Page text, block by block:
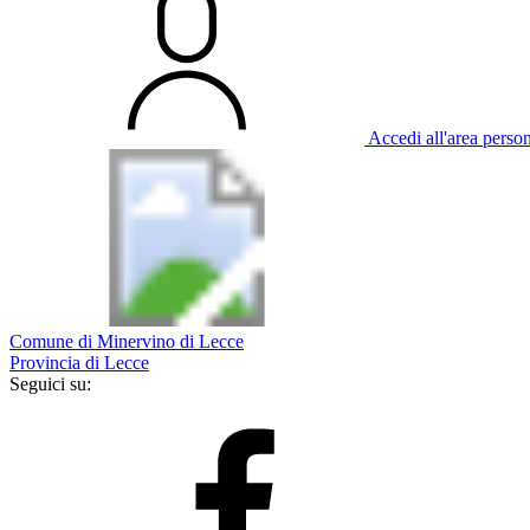
Accedi all'area
Comune di Minervino di Lecce
Provincia di Lecce
Seguici su: